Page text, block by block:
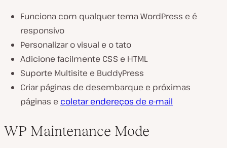
Funciona com qualquer tema WordPress e é
responsivo
Personalizar o visual e o tato
Adicione facilmente CSS e HTML
Suporte Multisite e BuddyPress
Criar páginas de desembarque e próximas
páginas e coletar endereços de e-mail
WP Maintenance Mode